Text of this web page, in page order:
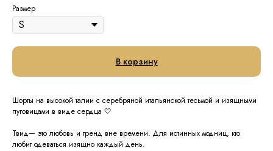
Размер
В корзину
Шорты на высокой талии с серебряной итальянской тесьмой и изящными
пуговицами в виде сердца 🤍
Твид— это любовь и тренд вне времени. Для истинных модниц, кто
любит одеваться изящно каждый день.